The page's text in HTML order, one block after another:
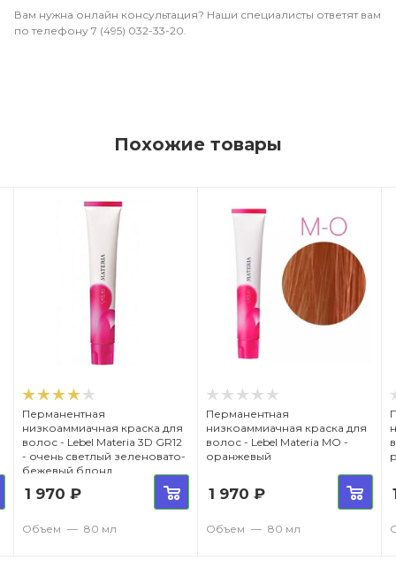
Вам нужна онлайн консультация? Наши специалисты ответят вам
по телефону 7 (495) 032-33-20.
Похожие товары
Перманентная
низкоаммиачная краска для
волос - Lebel Materia 3D GR12
- очень светлый зеленовато-
бежевый блонд
1 970 ₽
Объем — 80 мл
Перманентная
низкоаммиачная краска для
волос - Lebel Materia MО -
оранжевый
1 970 ₽
Объем — 80 мл